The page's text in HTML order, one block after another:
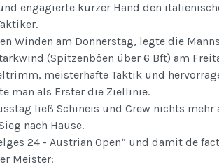
engagierte kurzer Hand den
Winden am Donnerstag, legte die
(Spitzenböen über 6 Bft) am
meisterhafte Taktik und
man als Erster die Ziellinie.
ließ Schineis und Crew nichts mehr
nach Hause.
24 - Austrian Open“ und damit de
Meister: